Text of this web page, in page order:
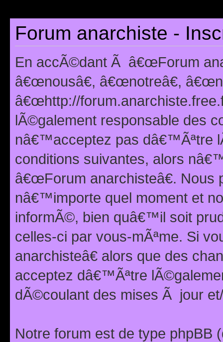
Forum anarchiste -
En accÃ©dant Ã â€œForum
â€œnousâ€, â€œnotreâ€,
â€œhttp://
lÃ©galement responsable des
nâ€™acceptez pas dâ€™Ãªtre
conditions suivantes, alors
â€œForum anarchisteâ€.
nâ€™importe quel moment et
informÃ©, bien quâ€™il soit
celles-ci par vous-mÃªme. Si
anarchisteâ€ alors que des
acceptez dâ€™Ãªtre
dÃ©coulant des mises Ã jour
Notre forum est de type phpBB